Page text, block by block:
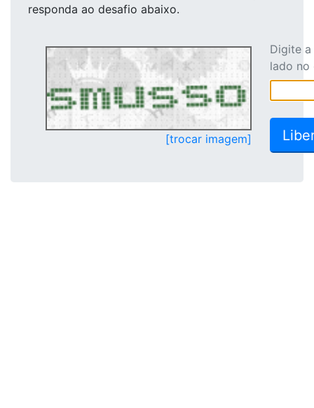
responda ao desafio abaixo.
[trocar imagem]
Digite
lado no